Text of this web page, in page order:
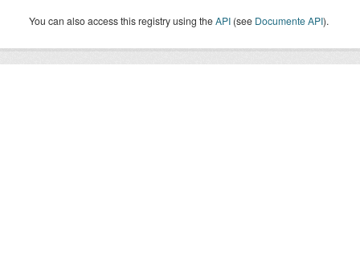
You can also access this registry using theAPI (see Documente API).